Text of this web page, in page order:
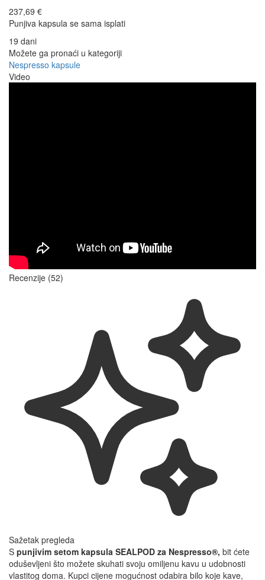
237,69 €
Punjiva kapsula se sama isplati
19 dani
Možete ga pronaći u kategoriji
Nespresso kapsule
Video
Recenzije (52)
Sažetak pregleda
S punjivim setom kapsula SEALPOD za Nespresso®, bit ćete
oduševljeni što možete skuhati svoju omiljenu kavu u udobnosti
vlastitog doma. Kupci cijene mogućnost odabira bilo koje kave,